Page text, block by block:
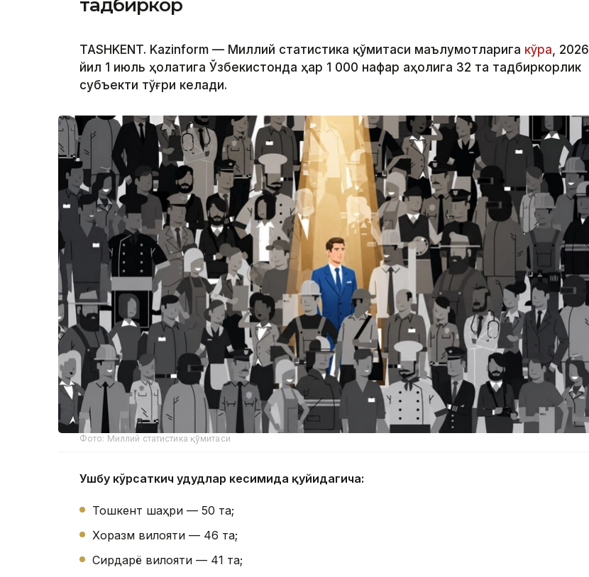
тадбиркор
TASHKENT. Kazinform — Миллий статистика қўмитаси маълумотларига кўра , 2026
йил 1 июль ҳолатига Ўзбекистонда ҳар 1 000 нафар аҳолига 32 та тадбиркорлик
субъекти тўғри келади.
Фото: Миллий статистика қўмитаси
Ушбу кўрсаткич ҳудудлар кесимида қуйидагича:
Тошкент шаҳри — 50 та;
Хоразм вилояти — 46 та;
Сирдарё вилояти — 41 та;